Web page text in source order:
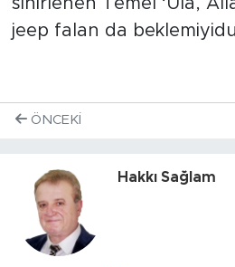
jeep falan da
ÖNCEKI
Hakkı Sağlam